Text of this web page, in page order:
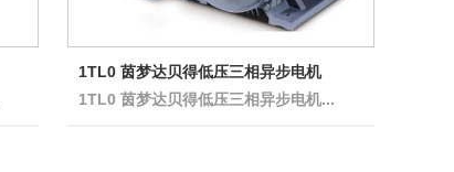
1TL0 茵梦达贝得低压三相异步电机
1TL0 茵梦达贝得低压三相异步电机...